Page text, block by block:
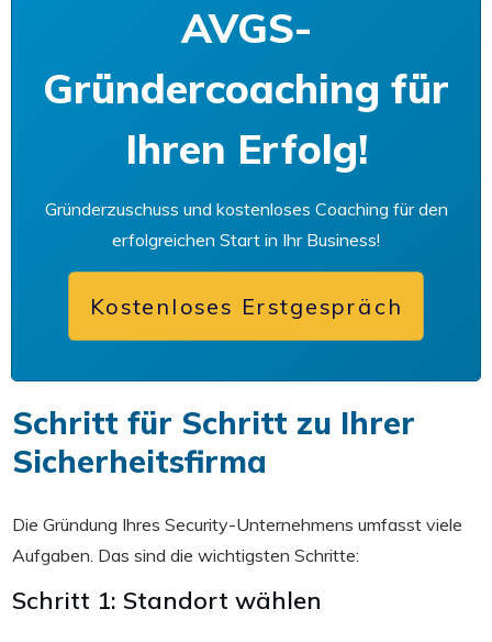
AVGS-
Gründercoaching für
Ihren Erfolg!
Gründerzuschuss und kostenloses Coaching für den
erfolgreichen Start in Ihr Business!
Kostenloses Erstgespräch
Schritt für Schritt zu Ihrer
Sicherheitsfirma
Die Gründung Ihres Security-Unternehmens umfasst viele
Aufgaben. Das sind die wichtigsten Schritte:
Schritt 1: Standort wählen